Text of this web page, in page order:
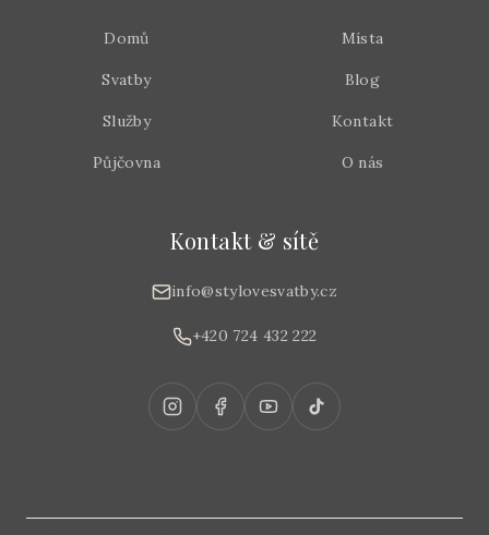
Domů
Svatby
Služby
Půjčovna
Místa
Blog
Kontakt
O nás
Kontakt & sítě
info@stylovesvatby.cz
+420 724 432 222